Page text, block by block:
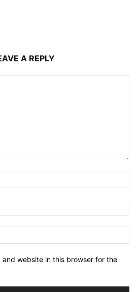
A REPLY
and website in this browser for the